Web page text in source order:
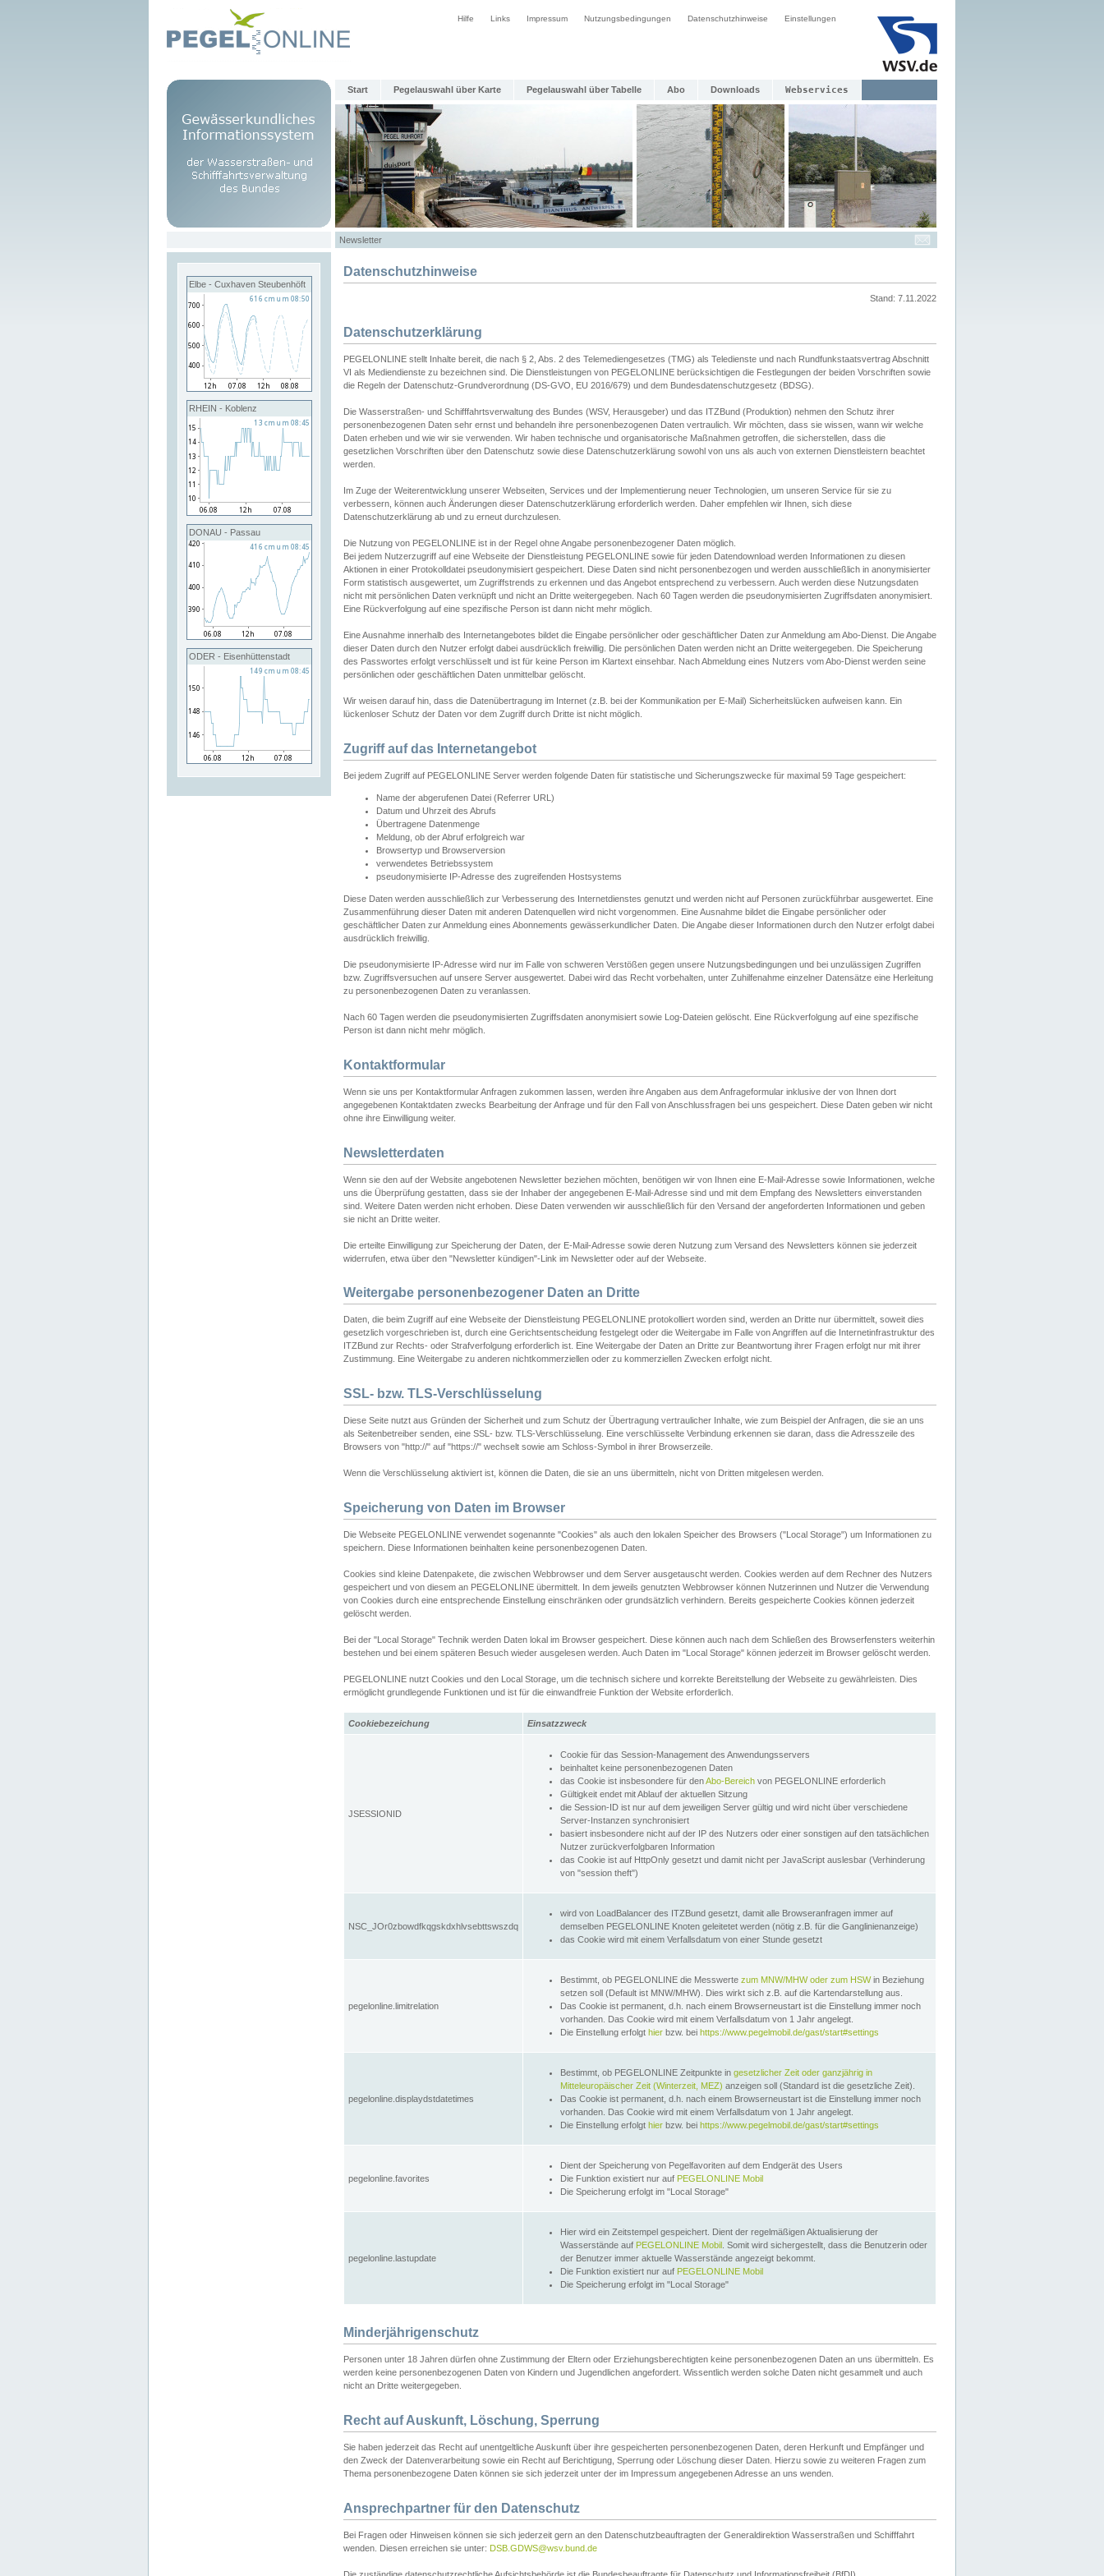
Hilfe Links Impressum Nutzungsbedingungen Datenschutzhinweise Einstellungen
Start Pegelauswahl über Karte Pegelauswahl über Tabelle Abo Downloads Webservices
Newsletter
Elbe - Cuxhaven Steubenhöft
RHEIN - Koblenz
DONAU - Passau
ODER - Eisenhüttenstadt
Datenschutzhinweise
Stand: 7.11.2022
Datenschutzerklärung
PEGELONLINE stellt Inhalte bereit, die nach § 2, Abs. 2 des Telemediengesetzes (TMG) als Teledienste und nach Rundfunkstaatsvertrag Abschnitt
VI als Mediendienste zu bezeichnen sind. Die Dienstleistungen von PEGELONLINE berücksichtigen die Festlegungen der beiden Vorschriften sowie
die Regeln der Datenschutz-Grundverordnung (DS-GVO, EU 2016/679) und dem Bundesdatenschutzgesetz (BDSG).
Die Wasserstraßen- und Schifffahrtsverwaltung des Bundes (WSV, Herausgeber) und das ITZBund (Produktion) nehmen den Schutz ihrer
personenbezogenen Daten sehr ernst und behandeln ihre personenbezogenen Daten vertraulich. Wir möchten, dass sie wissen, wann wir welche
Daten erheben und wie wir sie verwenden. Wir haben technische und organisatorische Maßnahmen getroffen, die sicherstellen, dass die
gesetzlichen Vorschriften über den Datenschutz sowie diese Datenschutzerklärung sowohl von uns als auch von externen Dienstleistern beachtet
werden.
Im Zuge der Weiterentwicklung unserer Webseiten, Services und der Implementierung neuer Technologien, um unseren Service für sie zu
verbessern, können auch Änderungen dieser Datenschutzerklärung erforderlich werden. Daher empfehlen wir Ihnen, sich diese
Datenschutzerklärung ab und zu erneut durchzulesen.
Die Nutzung von PEGELONLINE ist in der Regel ohne Angabe personenbezogener Daten möglich.
Bei jedem Nutzerzugriff auf eine Webseite der Dienstleistung PEGELONLINE sowie für jeden Datendownload werden Informationen zu diesen
Aktionen in einer Protokolldatei pseudonymisiert gespeichert. Diese Daten sind nicht personenbezogen und werden ausschließlich in anonymisierter
Form statistisch ausgewertet, um Zugriffstrends zu erkennen und das Angebot entsprechend zu verbessern. Auch werden diese Nutzungsdaten
nicht mit persönlichen Daten verknüpft und nicht an Dritte weitergegeben. Nach 60 Tagen werden die pseudonymisierten Zugriffsdaten anonymisiert.
Eine Rückverfolgung auf eine spezifische Person ist dann nicht mehr möglich.
Eine Ausnahme innerhalb des Internetangebotes bildet die Eingabe persönlicher oder geschäftlicher Daten zur Anmeldung am Abo-Dienst. Die Angabe
dieser Daten durch den Nutzer erfolgt dabei ausdrücklich freiwillig. Die persönlichen Daten werden nicht an Dritte weitergegeben. Die Speicherung
des Passwortes erfolgt verschlüsselt und ist für keine Person im Klartext einsehbar. Nach Abmeldung eines Nutzers vom Abo-Dienst werden seine
persönlichen oder geschäftlichen Daten unmittelbar gelöscht.
Wir weisen darauf hin, dass die Datenübertragung im Internet (z.B. bei der Kommunikation per E-Mail) Sicherheitslücken aufweisen kann. Ein
lückenloser Schutz der Daten vor dem Zugriff durch Dritte ist nicht möglich.
Zugriff auf das Internetangebot
Bei jedem Zugriff auf PEGELONLINE Server werden folgende Daten für statistische und Sicherungszwecke für maximal 59 Tage gespeichert:
Name der abgerufenen Datei (Referrer URL)
Datum und Uhrzeit des Abrufs
Übertragene Datenmenge
Meldung, ob der Abruf erfolgreich war
Browsertyp und Browserversion
verwendetes Betriebssystem
pseudonymisierte IP-Adresse des zugreifenden Hostsystems
Diese Daten werden ausschließlich zur Verbesserung des Internetdienstes genutzt und werden nicht auf Personen zurückführbar ausgewertet. Eine
Zusammenführung dieser Daten mit anderen Datenquellen wird nicht vorgenommen. Eine Ausnahme bildet die Eingabe persönlicher oder
geschäftlicher Daten zur Anmeldung eines Abonnements gewässerkundlicher Daten. Die Angabe dieser Informationen durch den Nutzer erfolgt dabei
ausdrücklich freiwillig.
Die pseudonymisierte IP-Adresse wird nur im Falle von schweren Verstößen gegen unsere Nutzungsbedingungen und bei unzulässigen Zugriffen
bzw. Zugriffsversuchen auf unsere Server ausgewertet. Dabei wird das Recht vorbehalten, unter Zuhilfenahme einzelner Datensätze eine Herleitung
zu personenbezogenen Daten zu veranlassen.
Nach 60 Tagen werden die pseudonymisierten Zugriffsdaten anonymisiert sowie Log-Dateien gelöscht. Eine Rückverfolgung auf eine spezifische
Person ist dann nicht mehr möglich.
Kontaktformular
Wenn sie uns per Kontaktformular Anfragen zukommen lassen, werden ihre Angaben aus dem Anfrageformular inklusive der von Ihnen dort
angegebenen Kontaktdaten zwecks Bearbeitung der Anfrage und für den Fall von Anschlussfragen bei uns gespeichert. Diese Daten geben wir nicht
ohne ihre Einwilligung weiter.
Newsletterdaten
Wenn sie den auf der Website angebotenen Newsletter beziehen möchten, benötigen wir von Ihnen eine E-Mail-Adresse sowie Informationen, welche
uns die Überprüfung gestatten, dass sie der Inhaber der angegebenen E-Mail-Adresse sind und mit dem Empfang des Newsletters einverstanden
sind. Weitere Daten werden nicht erhoben. Diese Daten verwenden wir ausschließlich für den Versand der angeforderten Informationen und geben
sie nicht an Dritte weiter.
Die erteilte Einwilligung zur Speicherung der Daten, der E-Mail-Adresse sowie deren Nutzung zum Versand des Newsletters können sie jederzeit
widerrufen, etwa über den "Newsletter kündigen"-Link im Newsletter oder auf der Webseite.
Weitergabe personenbezogener Daten an Dritte
Daten, die beim Zugriff auf eine Webseite der Dienstleistung PEGELONLINE protokolliert worden sind, werden an Dritte nur übermittelt, soweit dies
gesetzlich vorgeschrieben ist, durch eine Gerichtsentscheidung festgelegt oder die Weitergabe im Falle von Angriffen auf die Internetinfrastruktur des
ITZBund zur Rechts- oder Strafverfolgung erforderlich ist. Eine Weitergabe der Daten an Dritte zur Beantwortung ihrer Fragen erfolgt nur mit ihrer
Zustimmung. Eine Weitergabe zu anderen nichtkommerziellen oder zu kommerziellen Zwecken erfolgt nicht.
SSL- bzw. TLS-Verschlüsselung
Diese Seite nutzt aus Gründen der Sicherheit und zum Schutz der Übertragung vertraulicher Inhalte, wie zum Beispiel der Anfragen, die sie an uns
als Seitenbetreiber senden, eine SSL- bzw. TLS-Verschlüsselung. Eine verschlüsselte Verbindung erkennen sie daran, dass die Adresszeile des
Browsers von "http://" auf "https://" wechselt sowie am Schloss-Symbol in ihrer Browserzeile.
Wenn die Verschlüsselung aktiviert ist, können die Daten, die sie an uns übermitteln, nicht von Dritten mitgelesen werden.
Speicherung von Daten im Browser
Die Webseite PEGELONLINE verwendet sogenannte "Cookies" als auch den lokalen Speicher des Browsers ("Local Storage") um Informationen zu
speichern. Diese Informationen beinhalten keine personenbezogenen Daten.
Cookies sind kleine Datenpakete, die zwischen Webbrowser und dem Server ausgetauscht werden. Cookies werden auf dem Rechner des Nutzers
gespeichert und von diesem an PEGELONLINE übermittelt. In dem jeweils genutzten Webbrowser können Nutzerinnen und Nutzer die Verwendung
von Cookies durch eine entsprechende Einstellung einschränken oder grundsätzlich verhindern. Bereits gespeicherte Cookies können jederzeit
gelöscht werden.
Bei der "Local Storage" Technik werden Daten lokal im Browser gespeichert. Diese können auch nach dem Schließen des Browserfensters weiterhin
bestehen und bei einem späteren Besuch wieder ausgelesen werden. Auch Daten im "Local Storage" können jederzeit im Browser gelöscht werden.
PEGELONLINE nutzt Cookies und den Local Storage, um die technisch sichere und korrekte Bereitstellung der Webseite zu gewährleisten. Dies
ermöglicht grundlegende Funktionen und ist für die einwandfreie Funktion der Website erforderlich.
Cookiebezeichung Einsatzzweck
JSESSIONID
Cookie für das Session-Management des Anwendungsservers
beinhaltet keine personenbezogenen Daten
das Cookie ist insbesondere für denAbo-Bereich von PEGELONLINE erforderlich
Gültigkeit endet mit Ablauf der aktuellen Sitzung
die Session-ID ist nur auf dem jeweiligen Server gültig und wird nicht über verschiedene
Server-Instanzen synchronisiert
basiert insbesondere nicht auf der IP des Nutzers oder einer sonstigen auf den tatsächlichen
Nutzer zurückverfolgbaren Information
das Cookie ist auf HttpOnly gesetzt und damit nicht per JavaScript auslesbar (Verhinderung
von "session theft")
NSC_JOr0zbowdfkqgskdxhlvsebttswszdq
wird von LoadBalancer des ITZBund gesetzt, damit alle Browseranfragen immer auf
demselben PEGELONLINE Knoten geleitetet werden (nötig z.B. für die Ganglinienanzeige)
das Cookie wird mit einem Verfallsdatum von einer Stunde gesetzt
pegelonline.limitrelation
Bestimmt, ob PEGELONLINE die Messwerte zum MNW/MHW oder zum HSWin Beziehung
setzen soll (Default ist MNW/MHW). Dies wirkt sich z.B. auf die Kartendarstellung aus.
Das Cookie ist permanent, d.h. nach einem Browserneustart ist die Einstellung immer noch
vorhanden. Das Cookie wird mit einem Verfallsdatum von 1 Jahr angelegt.
Die Einstellung erfolgt hier bzw. bei https://www.pegelmobil.de/gast/start#settings
pegelonline.displaydstdatetimes
Bestimmt, ob PEGELONLINE Zeitpunkte in gesetzlicher Zeit oder ganzjährig in
Mitteleuropäischer Zeit (Winterzeit, MEZ) anzeigen soll (Standard ist die gesetzliche Zeit).
Das Cookie ist permanent, d.h. nach einem Browserneustart ist die Einstellung immer noch
vorhanden. Das Cookie wird mit einem Verfallsdatum von 1 Jahr angelegt.
Die Einstellung erfolgt hier bzw. bei https://www.pegelmobil.de/gast/start#settings
pegelonline.favorites
Dient der Speicherung von Pegelfavoriten auf dem Endgerät des Users
Die Funktion existiert nur auf PEGELONLINE Mobil
Die Speicherung erfolgt im "Local Storage"
pegelonline.lastupdate
Hier wird ein Zeitstempel gespeichert. Dient der regelmäßigen Aktualisierung der
Wasserstände auf PEGELONLINE Mobil . Somit wird sichergestellt, dass die Benutzerin oder
der Benutzer immer aktuelle Wasserstände angezeigt bekommt.
Die Funktion existiert nur auf PEGELONLINE Mobil
Die Speicherung erfolgt im "Local Storage"
Minderjährigenschutz
Personen unter 18 Jahren dürfen ohne Zustimmung der Eltern oder Erziehungsberechtigten keine personenbezogenen Daten an uns übermitteln. Es
werden keine personenbezogenen Daten von Kindern und Jugendlichen angefordert. Wissentlich werden solche Daten nicht gesammelt und auch
nicht an Dritte weitergegeben.
Recht auf Auskunft, Löschung, Sperrung
Sie haben jederzeit das Recht auf unentgeltliche Auskunft über ihre gespeicherten personenbezogenen Daten, deren Herkunft und Empfänger und
den Zweck der Datenverarbeitung sowie ein Recht auf Berichtigung, Sperrung oder Löschung dieser Daten. Hierzu sowie zu weiteren Fragen zum
Thema personenbezogene Daten können sie sich jederzeit unter der im Impressum angegebenen Adresse an uns wenden.
Ansprechpartner für den Datenschutz
Bei Fragen oder Hinweisen können sie sich jederzeit gern an den Datenschutzbeauftragten der Generaldirektion Wasserstraßen und Schifffahrt
wenden. Diesen erreichen sie unter: DSB.GDWS@wsv.bund.de